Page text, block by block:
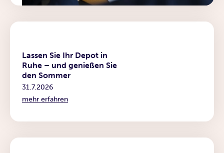
Lassen Sie Ihr Depot in
Ruhe – und genießen Sie
den Sommer
31.7.2026
mehr erfahren